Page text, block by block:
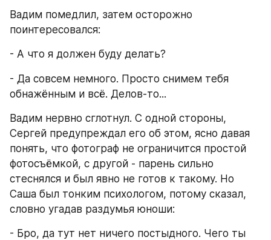
Вадим помедлил, затем осторожно
поинтересовался:
- А что я должен буду делать?
- Да совсем немного. Просто снимем тебя
обнажённым и всё. Делов-то...
Вадим нервно сглотнул. С одной стороны,
Сергей предупреждал его об этом, ясно давая
понять, что фотограф не ограничится простой
фотосъёмкой, с другой - парень сильно
стеснялся и был явно не готов к такому. Но
Саша был тонким психологом, потому сказал,
словно угадав раздумья юноши:
- Бро, да тут нет ничего постыдного. Чего ты